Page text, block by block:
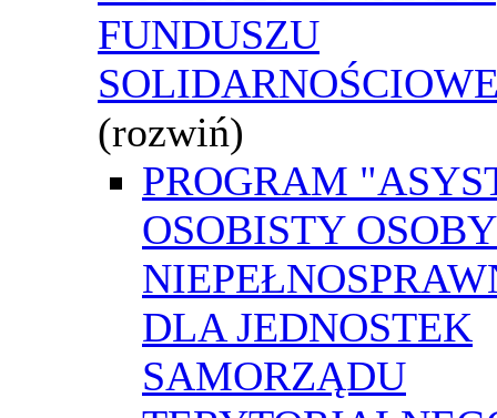
FUNDUSZU
(rozwiń)
PROGRAM
OSOBISTY
DLA JEDNOSTEK
SAMORZĄDU